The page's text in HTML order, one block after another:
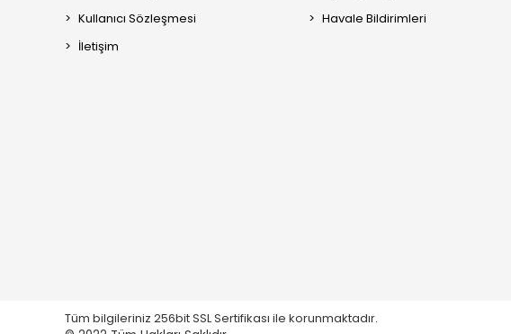
Kullanıcı Sözleşmesi
İletişim
Havale Bildirimleri
Tüm bilgileriniz 256bit SSL Sertifikası ile korunmaktadır.